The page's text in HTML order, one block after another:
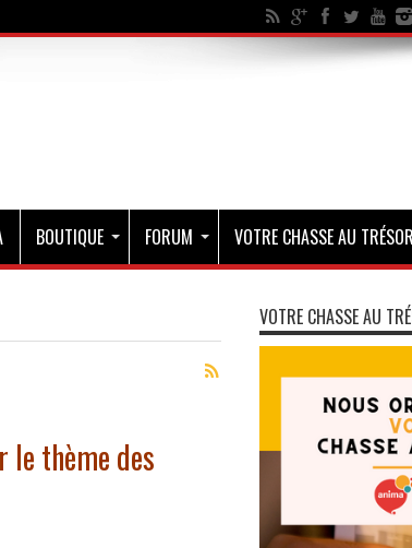
BOUTIQUE FORUM VOTRE CHASSE AU TRÉSOR
le thème des
VOTRE CHASSE AU